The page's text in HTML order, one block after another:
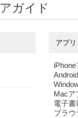
ガイド
アプ
iPhone
Macア
電子書
ブラウ